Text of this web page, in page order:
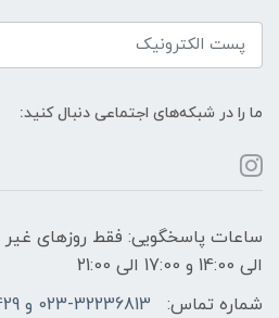
ما را در شبکه‌های اجتماعی دنبال کنید:
الی 14:00 و 17:00 الی 21:00
شماره تماس:
023-32236813 و 09198551429